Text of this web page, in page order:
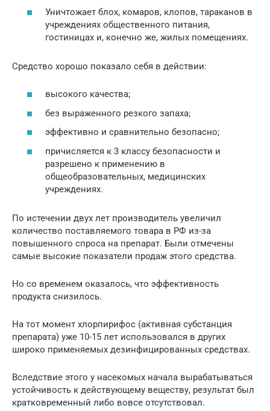
Уничтожает блох, комаров, клопов, тараканов в
учреждениях общественного питания,
гостиницах и, конечно же, жилых помещениях.
Средство хорошо показало себя в действии:
высокого качества;
без выраженного резкого запаха;
эффективно и сравнительно безопасно;
причисляется к 3 классу безопасности и
разрешено к применению в
общеобразовательных, медицинских
учреждениях.
По истечении двух лет производитель увеличил
количество поставляемого товара в РФ из-за
повышенного спроса на препарат. Были отмечены
самые высокие показатели продаж этого средства.
Но со временем оказалось, что эффективность
продукта снизилось.
На тот момент хлорпирифос (активная субстанция
препарата) уже 10-15 лет использовался в других
широко применяемых дезинфицированных средствах.
Вследствие этого у насекомых начала вырабатываться
устойчивость к действующему веществу, результат был
кратковременный либо вовсе отсутствовал.